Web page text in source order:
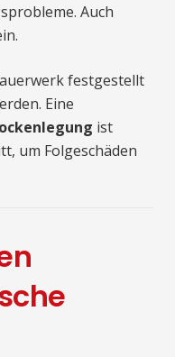
Auch
festgestellt
Eine
ist
um Folgeschäden